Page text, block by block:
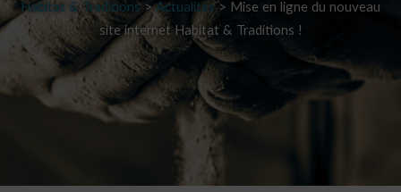
Habitat & Traditions >Actualités> Mise en ligne du nouveau
site internet Habitat & Traditions !